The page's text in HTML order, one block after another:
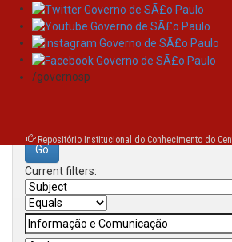
Skip
navigation
/governosp
Repositório Institucional do Conhecimento do
Search
Search:
Current filters: